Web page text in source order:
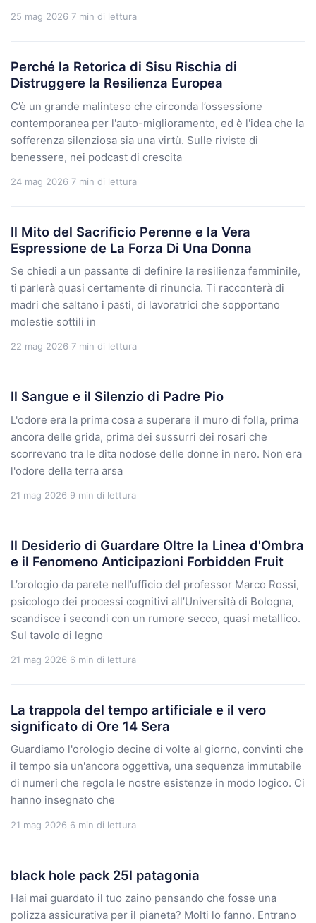
25 mag 2026 7 min di lettura
Perché la Retorica di Sisu Rischia di
Distruggere la Resilienza Europea
C’è un grande malinteso che circonda l’ossessione
contemporanea per l'auto-miglioramento, ed è l'idea che la
sofferenza silenziosa sia una virtù. Sulle riviste di
benessere, nei podcast di crescita
24 mag 2026 7 min di lettura
Il Mito del Sacrificio Perenne e la Vera
Espressione de La Forza Di Una Donna
Se chiedi a un passante di definire la resilienza femminile,
ti parlerà quasi certamente di rinuncia. Ti racconterà di
madri che saltano i pasti, di lavoratrici che sopportano
molestie sottili in
22 mag 2026 7 min di lettura
Il Sangue e il Silenzio di Padre Pio
L'odore era la prima cosa a superare il muro di folla, prima
ancora delle grida, prima dei sussurri dei rosari che
scorrevano tra le dita nodose delle donne in nero. Non era
l'odore della terra arsa
21 mag 2026 9 min di lettura
Il Desiderio di Guardare Oltre la Linea d'Ombra
e il Fenomeno Anticipazioni Forbidden Fruit
L’orologio da parete nell’ufficio del professor Marco Rossi,
psicologo dei processi cognitivi all’Università di Bologna,
scandisce i secondi con un rumore secco, quasi metallico.
Sul tavolo di legno
21 mag 2026 6 min di lettura
La trappola del tempo artificiale e il vero
significato di Ore 14 Sera
Guardiamo l'orologio decine di volte al giorno, convinti che
il tempo sia un'ancora oggettiva, una sequenza immutabile
di numeri che regola le nostre esistenze in modo logico. Ci
hanno insegnato che
21 mag 2026 6 min di lettura
black hole pack 25l patagonia
Hai mai guardato il tuo zaino pensando che fosse una
polizza assicurativa per il pianeta? Molti lo fanno. Entrano